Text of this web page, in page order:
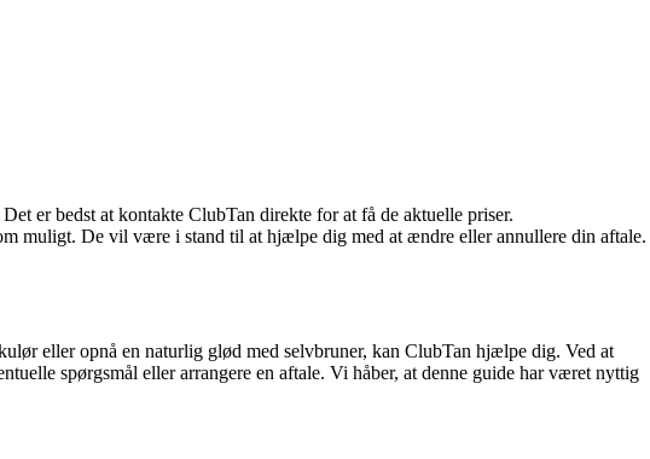
er bedst at kontakte ClubTan direkte for at få de aktuelle priser.
muligt. De vil være i stand til at hjælpe dig med at ændre eller annullere din aftale.
eller opnå en naturlig glød med selvbruner, kan ClubTan hjælpe dig. Ved at
spørgsmål eller arrangere en aftale. Vi håber, at denne guide har været nyttig